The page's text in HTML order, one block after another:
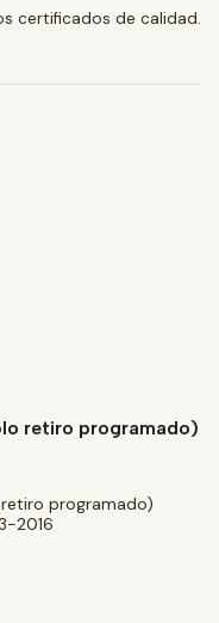
certificados de calidad.
retiro programado)
programado)
2016